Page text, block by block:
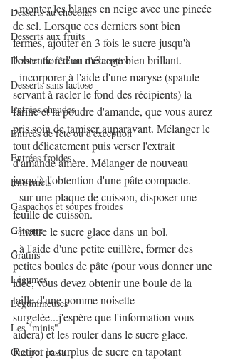
Desserts au chocolat
Desserts aux fruits
Dessert de fête ou d'exception
Desserts sans lactose
Entrées chaudes
Entrées de fête ou d'exception
Entrées froides
Entremets
Gaspachos et soupes froides
Gâteaux
Gratins
Légumes
Légumineuses
Les "minis"
One pot pasta
- monter les blancs en neige avec une pincée
de sel. Lorsque ces derniers sont bien
fermes, ajouter en 3 fois le sucre jusqu'à
l'obtention d'un mélange bien brillant.
- incorporer à l'aide d'une maryse (spatule
servant à racler le fond des récipients) la
farine et la poudre d'amande, que vous aurez
pris soin de tamiser auparavant. Mélanger le
tout délicatement puis verser l'extrait
d'amande amère. Mélanger de nouveau
jusqu'à l'obtention d'une pâte compacte.
- sur une plaque de cuisson, disposer une
feuille de cuisson.
- mettre le sucre glace dans un bol.
- à l'aide d'une petite cuillère, former des
petites boules de pâte (pour vous donner une
idée, vous devez obtenir une boule de la
taille d'une pomme noisette
surgelée...j'espère que l'information vous
aidera) et les rouler dans le sucre glace.
Retirer le surplus de sucre en tapotant